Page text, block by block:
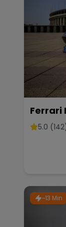
Ferrari
Berlin
5.0
~13 Min